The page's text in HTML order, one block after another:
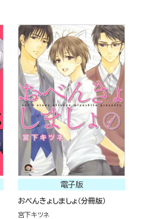
電子版
おべんきょしましょ（分冊版）
宮下キツネ